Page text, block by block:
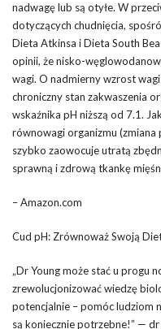
nadwagę lub są otyłe. W
dotyczących chudnięcia,
Dieta Atkinsa i Dieta South
opinii, że nisko-
wagi. O nadmierny wzrost
chroniczny stan zakwaszenia
wskaźnika pH niższą od 7.1.
równowagi organizmu (zmiana
szybko zaowocuje utratą
sprawną i zdrową tkankę
– Amazon.com
Cud pH: Zrównoważ Swoją
„Dr Young może stać u progu
zrewolucjonizować wiedzę
potencjalnie – pomóc ludziom
są koniecznie potrzebne!” —